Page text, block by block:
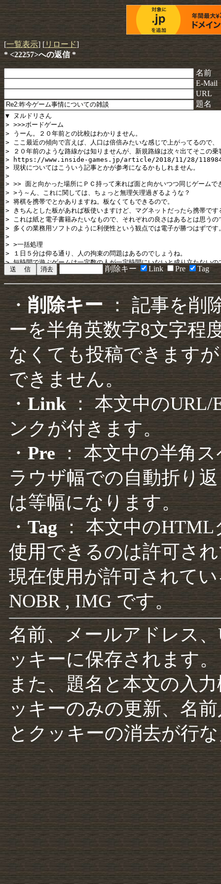
[一覧表示] [リロード]
* <22257>への返信 *
名前
E-Mail
URL
題名
削除キー Link Pre Tag
・削除キー： 記事を削
ーを半角英数字8文字程
なくても投稿できます
できません。
・Link： 本文中のURL/
ンクが付きます。
・Pre： 本文中の半角
ラウザ幅での自動折り
は等幅になります。
・Tag： 本文中のHTML
使用できるのは許可さ
現在使用が許可されて
NOBR , IMG です。
名前、メールアドレス
ッキーに保存されます。
また、題名と本文の入
ッキーのみの更新、名
とクッキーの消去が行